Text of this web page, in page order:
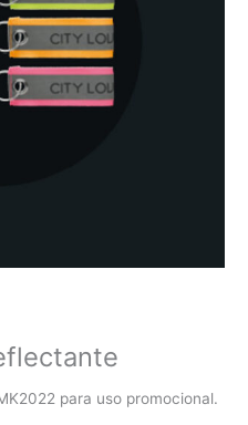
para uso promocional.